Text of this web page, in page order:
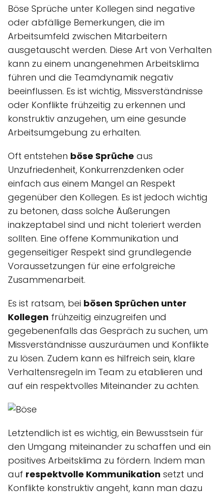
Böse Sprüche unter Kollegen sind negative
oder abfällige Bemerkungen, die im
Arbeitsumfeld zwischen Mitarbeitern
ausgetauscht werden. Diese Art von Verhalten
kann zu einem unangenehmen Arbeitsklima
führen und die Teamdynamik negativ
beeinflussen. Es ist wichtig, Missverständnisse
oder Konflikte frühzeitig zu erkennen und
konstruktiv anzugehen, um eine gesunde
Arbeitsumgebung zu erhalten.
Oft entstehen böse Sprüche aus
Unzufriedenheit, Konkurrenzdenken oder
einfach aus einem Mangel an Respekt
gegenüber den Kollegen. Es ist jedoch wichtig
zu betonen, dass solche Äußerungen
inakzeptabel sind und nicht toleriert werden
sollten. Eine offene Kommunikation und
gegenseitiger Respekt sind grundlegende
Voraussetzungen für eine erfolgreiche
Zusammenarbeit.
Es ist ratsam, bei bösen Sprüchen unter
Kollegen frühzeitig einzugreifen und
gegebenenfalls das Gespräch zu suchen, um
Missverständnisse auszuräumen und Konflikte
zu lösen. Zudem kann es hilfreich sein, klare
Verhaltensregeln im Team zu etablieren und
auf ein respektvolles Miteinander zu achten.
Letztendlich ist es wichtig, ein Bewusstsein für
den Umgang miteinander zu schaffen und ein
positives Arbeitsklima zu fördern. Indem man
auf respektvolle Kommunikation setzt und
Konflikte konstruktiv angeht, kann man dazu